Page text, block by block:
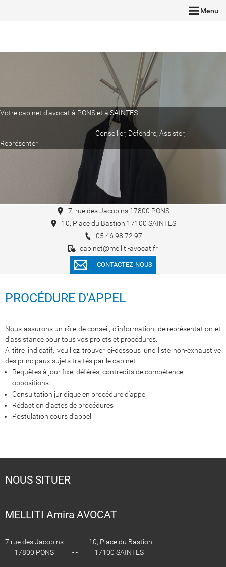
Menu
Votre cabinet d'avocat à PONS et à SAINTES :
Conseiller, Défendre, Assister,
Représenter
7, rue des Jacobins 17800 PONS
10, Place du Bastion 17100 SAINTES
05.46.98.72.97
cabinet@melliti-avocat.fr
CONTACTEZ-NOUS
PROCÉDURE D'APPEL
Nous assurons un rôle de conseil, d'information, de représentation et
d'assistance pour tous vos projets et procédures.
A titre indicatif, veuillez trouver ci-dessous une liste non-exhaustive
des principaux sujets traités par le cabinet :
Requêtes à jour fixe, déférés, contredits de compétence,
oppositions...
Consultation juridique en procédure d'appel
Rédaction d'actes de procédures
Postulation cours d'appel
NOUS SITUER
MELLITI Amira AVOCAT
7 rue des Jacobins - - 10, Place du Bastion
17800 PONS - - 17100 SAINTES